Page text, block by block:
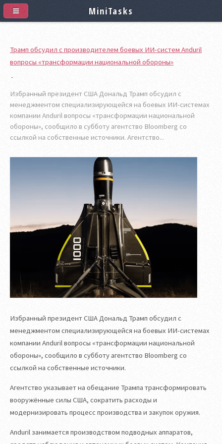
Трамп обсудил с производителем боевых ИИ-систем Anduril
вопросы «трансформации национальной обороны»
Избранный президент США Дональд Трамп обсудил с
менеджментом специализирующейся на боевых ИИ-системах
компании Anduril вопросы «трансформации национальной
обороны», сообщило в субботу агентство Bloomberg со
ссылкой на собственные источники. Агентство...
Избранный президент США Дональд Трамп обсудил с
менеджментом специализирующейся на боевых ИИ-системах
компании Anduril вопросы «трансформации национальной
обороны», сообщило в субботу агентство Bloomberg со
ссылкой на собственные источники.
Агентство указывает на обещание Трампа трансформировать
вооружённые силы США, сократить расходы и
модернизировать процесс производства и закупок оружия.
Anduril занимается производством подводных аппаратов,
MiniTasks